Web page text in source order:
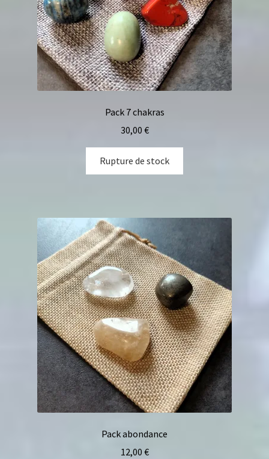
Pack 7 chakras
30,00 €
Rupture de stock
Pack abondance
12,00 €